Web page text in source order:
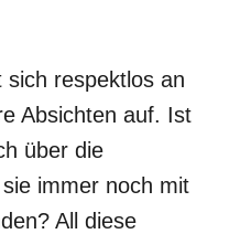
respektlos an
Absichten auf. Ist
über die
immer noch mit
All diese